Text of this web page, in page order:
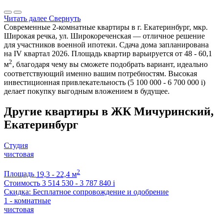
Читать далее Свернуть
Современные 2-комнатные квартиры в г. Екатеринбург, мкр.
Широкая речка, ул. Широкореченская — отличное решение
для участников военной ипотеки. Сдача дома запланирована
на IV квартал 2026. Площадь квартир варьируется от 48 - 60,1
м2, благодаря чему вы сможете подобрать вариант, идеально
соответствующий именно вашим потребностям. Высокая
инвестиционная привлекательность (5 100 000 - 6 700 000 i)
делает покупку выгодным вложением в будущее.
Другие квартиры в ЖК Мичуринский,
Екатеринбург
Студия
чистовая
Площадь 19,3 - 22,4 м2
Стоимость 3 514 530 - 3 787 840 i
Скидка: Бесплатное сопровождение и одобрение
1 - комнатные
чистовая